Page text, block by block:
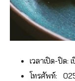
เวลาเปิด-ปิด:
โทรศัพท์: